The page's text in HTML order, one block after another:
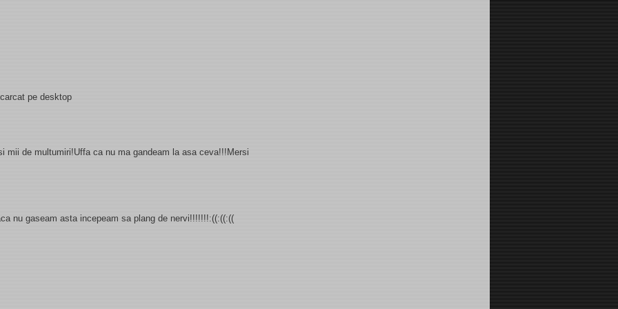
pe desktop
mii de multumiri!Uffa ca nu ma gandeam la asa ceva!!!Mersi
nu gaseam asta incepeam sa plang de nervi!!!!!!!:((:((:((